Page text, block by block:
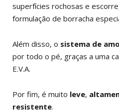
superfícies rochosas e
formulação de borracha
Além disso, o sistema de
por todo o pé, graças a uma
E.V.A.
Por fim, é muito leve,
resistente.